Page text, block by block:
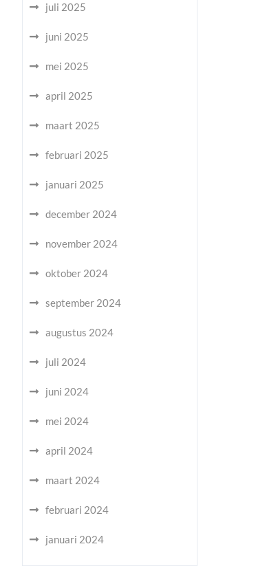
juli 2025
juni 2025
mei 2025
april 2025
maart 2025
februari 2025
januari 2025
december 2024
november 2024
oktober 2024
september 2024
augustus 2024
juli 2024
juni 2024
mei 2024
april 2024
maart 2024
februari 2024
januari 2024